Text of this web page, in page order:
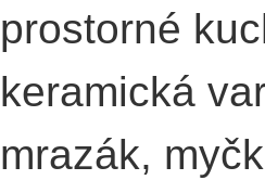
prostorné
keramická
mrazák,